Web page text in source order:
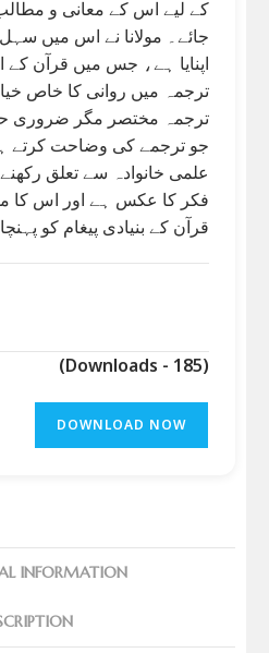
کے لیے اس کے معانی و
جائے۔ مولانا نے اس میں
اپنایا ہے، جس میں قرآن کے
ترجمہ میں روانی کا خاص
ترجمہ مختصر مگر ضروری
جو ترجمے کی وضاحت کرتے
علمی خانوادہ سے تعلق
فکر کا عکس ہے اور اس کا
قرآن کے بنیادی پیغام کو
(Downloads - 185)
DOWNLOAD NOW
INFORMATION